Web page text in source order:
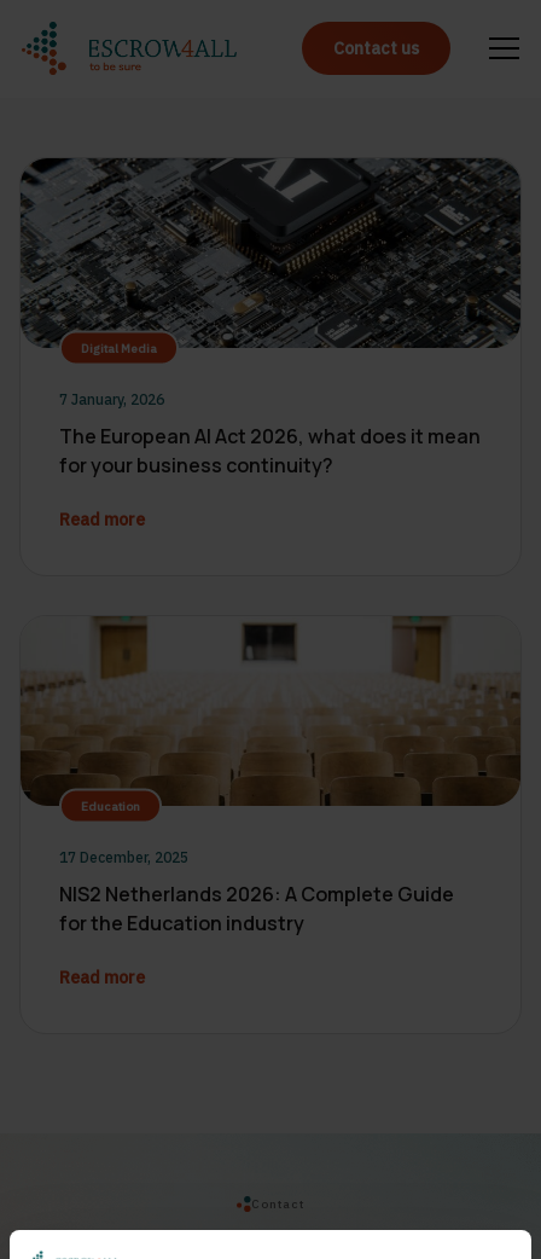
Contact us
Digital Media
7 January, 2026
The European AI Act 2026, what does it mean
for your business continuity?
Read more
Education
17 December, 2025
NIS2 Netherlands 2026: A Complete Guide
for the Education industry
Read more
Contact